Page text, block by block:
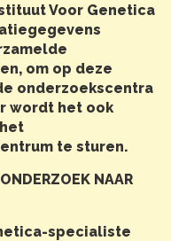
Voor Genetica
om op deze
onderzoekscentra
wordt het ook
te sturen.
NAAR
specialiste